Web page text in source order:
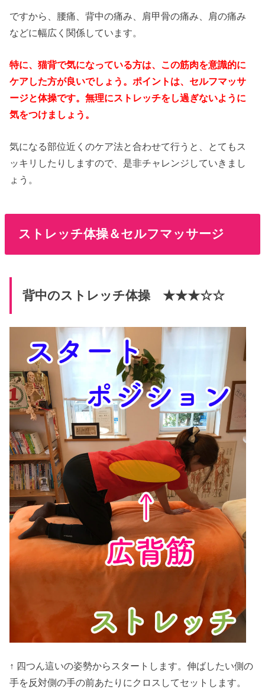
ですから、腰痛、背中の痛み、肩甲骨の痛み、肩の痛み
などに幅広く関係しています。
特に、猫背で気になっている方は、この筋肉を意識的に
ケアした方が良いでしょう。ポイントは、セルフマッサ
ージと体操です。無理にストレッチをし過ぎないように
気をつけましょう。
気になる部位近くのケア法と合わせて行うと、とてもス
ッキリしたりしますので、是非チャレンジしていきまし
ょう。
ストレッチ体操＆セルフマッサージ
背中のストレッチ体操 ★★★☆☆
↑ 四つん這いの姿勢からスタートします。伸ばしたい側の
手を反対側の手の前あたりにクロスしてセットします。